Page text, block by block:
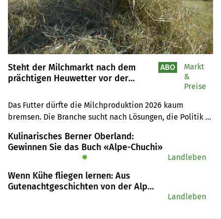
Steht der Milchmarkt nach dem
prächtigen Heuwetter vor der
Das Futter dürfte die Milchproduktion 2026 kaum
bremsen. Die Branche sucht nach Lösungen, die Politik
Zollverordnung könnte eine gute Gelegenheit bieten.
ABO
Markt
&
Preise
Kulinarisches Berner Oberland:
Gewinnen Sie das Buch «Alpe-Chuchi»
✹ Landleben
Wenn Kühe fliegen lernen: Aus
Gutenachtgeschichten von der Alp
Landleben